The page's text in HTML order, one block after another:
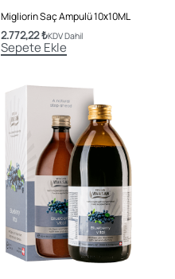
Migliorin Saç Ampulü 10х10ML
2.772,22₺KDV Dahil
Sepete Ekle